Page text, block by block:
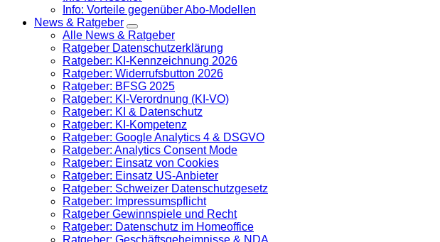
Info: Vorteile gegenüber Abo-Modellen
News & Ratgeber
Alle News & Ratgeber
Ratgeber Datenschutzerklärung
Ratgeber: KI-Kennzeichnung 2026
Ratgeber: Widerrufsbutton 2026
Ratgeber: BFSG 2025
Ratgeber: KI-Verordnung (KI-VO)
Ratgeber: KI & Datenschutz
Ratgeber: KI-Kompetenz
Ratgeber: Google Analytics 4 & DSGVO
Ratgeber: Analytics Consent Mode
Ratgeber: Einsatz von Cookies
Ratgeber: Einsatz US-Anbieter
Ratgeber: Schweizer Datenschutzgesetz
Ratgeber: Impressumspflicht
Ratgeber Gewinnspiele und Recht
Ratgeber: Datenschutz im Homeoffice
Ratgeber: Geschäftsgeheimnisse & NDA